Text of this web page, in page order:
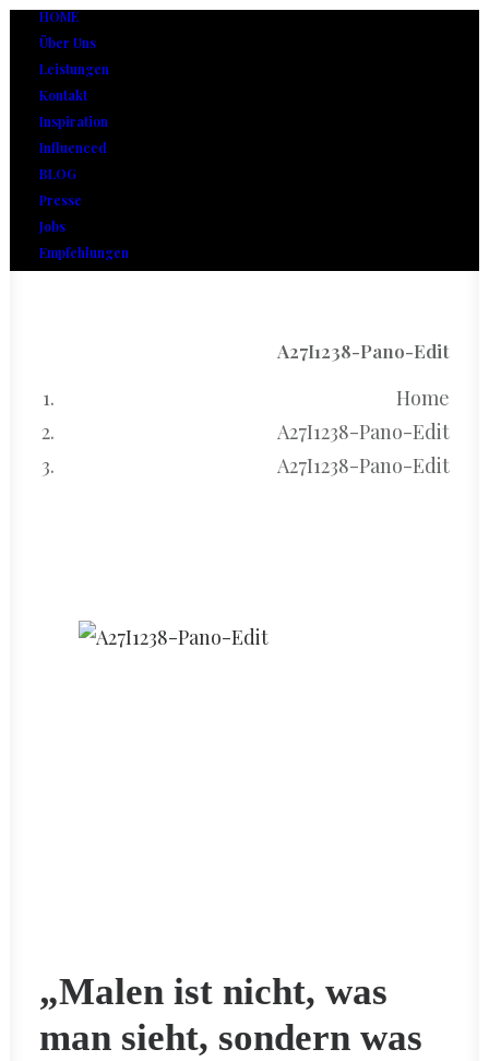
HOME
Über Uns
Leistungen
Kontakt
Inspiration
Influenced
BLOG
Presse
Jobs
Empfehlungen
A27I1238-Pano-Edit
Home
A27I1238-Pano-Edit
A27I1238-Pano-Edit
„Malen ist nicht, was
man sieht, sondern was